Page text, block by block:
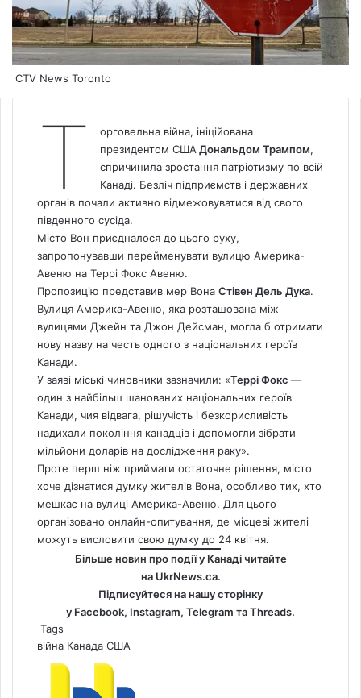
CTV News Toronto
Т
орговельна війна, ініційована
президентом СШАДональдом Трампом,
спричинила зростання патріотизму по всій
Канаді. Безліч підприємств і державних
органів почали активно відмежовуватися від свого
південного сусіда.
Місто Вон приєдналося до цього руху,
запропонувавши перейменувати вулицю Америка-
Авеню на Террі Фокс Авеню.
Пропозицію представив мер Вона Стівен Дель Дука.
Вулиця Америка-Авеню, яка розташована між
вулицями Джейн та Джон Дейсман, могла б отримати
нову назву на честь одного з національних героїв
Канади.
У заяві міські чиновники зазначили: «Террі Фокс —
один з найбільш шанованих національних героїв
Канади, чия відвага, рішучість і безкорисливість
надихали покоління канадців і допомогли зібрати
мільйони доларів на дослідження раку».
Проте перш ніж приймати остаточне рішення, місто
хоче дізнатися думку жителів Вона, особливо тих, хто
мешкає на вулиці Америка-Авеню. Для цього
організовано онлайн-опитування, де місцеві жителі
можуть висловити свою думку до 24 квітня.
Більше новин про події у Канаді читайте
на UkrNews.ca.
Підписуйтеся на нашу сторінку
у Facebook, Instagram, Telegram таThreads.
Tags
війна Канада США